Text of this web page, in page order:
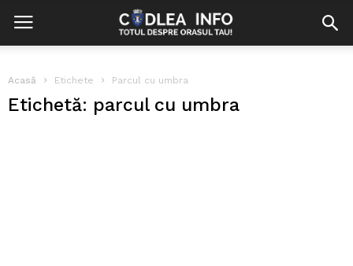
Acasă Etichete Parcul cu umbra
Etichetă: parcul cu umbra